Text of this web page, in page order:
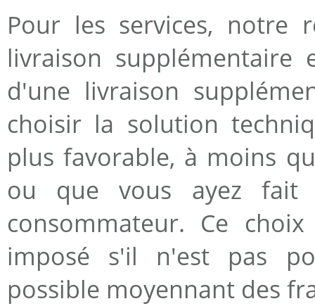
Pour les services, notre
livraison
d'une livraison
choisir la solution
plus favorable, à moins
ou que vous ayez
consommateur. Ce
imposé s'il n'est pas
possible moyennant des